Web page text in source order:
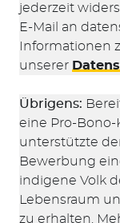
jederzeit
E-Mail an
Informationen
unserer
Übrigens:
eine Pro-
unterstützte
Bewerbung
indigene Volk
Lebensraum
zu erhalten.